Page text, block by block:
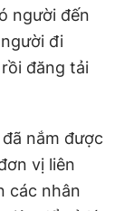
người đến
đi
đăng tải
nắm được
vị liên
các nhân